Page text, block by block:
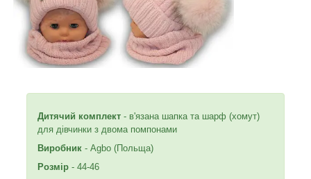
Дитячий комплект - в'язана шапка та шарф (хомут)
для дівчинки з двома помпонами
Виробник - Agbo (Польща)
Розмір - 44-46